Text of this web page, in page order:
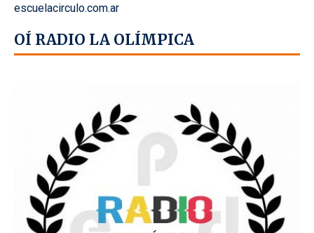
escuelacirculo.com.ar
OÍ RADIO LA OLÍMPICA